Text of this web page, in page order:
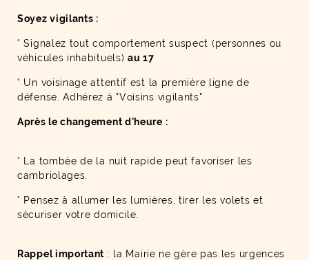
Soyez vigilants :
° Signalez tout comportement suspect (personnes ou
véhicules inhabituels)au 17
° Un voisinage attentif est la première ligne de
défense. Adhérez à "Voisins vigilants"
Après le changement d'heure :
° La tombée de la nuit rapide peut favoriser les
cambriolages.
° Pensez à allumer les lumières, tirer les volets et
sécuriser votre domicile.
Rappel important : la Mairie ne gère pas les urgences